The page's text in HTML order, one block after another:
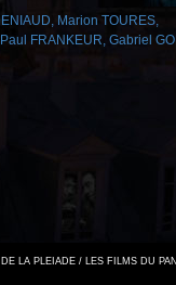
, Marion TOURES,
Paul FRANKEUR, Gabriel
LA PLEIADE / LES FILMS DU